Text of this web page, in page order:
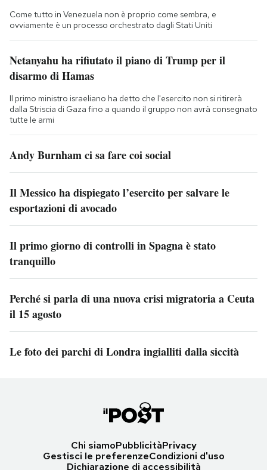
Come tutto in Venezuela non è proprio come sembra, e
ovviamente è un processo orchestrato dagli Stati Uniti
Netanyahu ha rifiutato il piano di Trump per il
disarmo di Hamas
Il primo ministro israeliano ha detto che l'esercito non si ritirerà
dalla Striscia di Gaza fino a quando il gruppo non avrà consegnato
tutte le armi
Andy Burnham ci sa fare coi social
Il Messico ha dispiegato l’esercito per salvare le
esportazioni di avocado
Il primo giorno di controlli in Spagna è stato
tranquillo
Perché si parla di una nuova crisi migratoria a Ceuta
il 15 agosto
Le foto dei parchi di Londra ingialliti dalla siccità
Chi siamoPubblicitàPrivacy
Gestisci le preferenzeCondizioni d'uso
Dichiarazione di accessibilità